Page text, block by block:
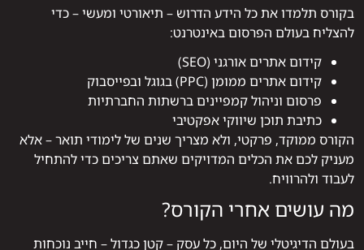
בקורס תלמדו את כל הידע הדרוש – תיאורטי ומעשי – כדי
להצליח בעולם הפרסום באינטרנט:
קידום אתרים אורגני (SEO)
קידום אתרים ממומן (PPC) בגוגל ובפייסבוק
פרסום וניהול קמפיינים ברשתות החברתיות
כתיבת תוכן שיווקי אפקטיבי
הקורס ממוקד, פרקטי, ולא מצריך שנים של לימודי תואר – אלא
מעניק לכם את הכלים המדויקים שאתם צריכים כדי להתחיל
לעבוד ולהרוויח.
מה עושים אחרי הקורס?
בעולם הדיגיטלי של היום, כל עסק – קטן כגדול – חייב נוכחות